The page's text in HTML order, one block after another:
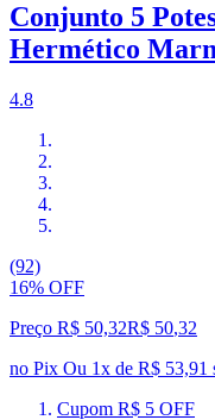
Conjunto 5
Hermético
4.8
(92)
16% OFF
Preço R$ 50,32R$ 50,32
no Pix Ou 1x de R$ 53,91
Cupom R$ 5 OFF